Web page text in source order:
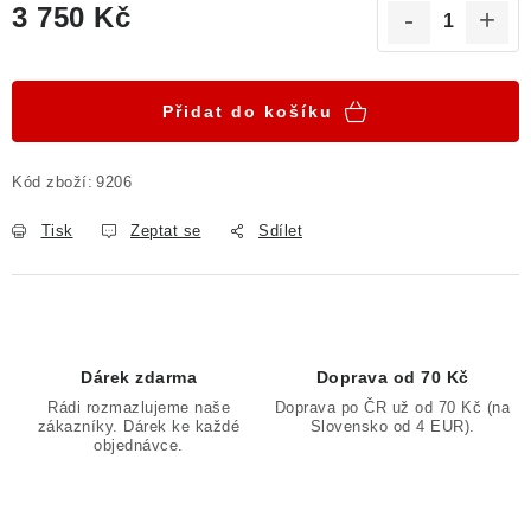
3 750 Kč
Přidat do košíku
Kód zboží: 9206
Tisk Zeptat se Sdílet
Dárek zdarma
Rádi rozmazlujeme naše
zákazníky. Dárek ke každé
objednávce.
Doprava od 70 Kč
Doprava po ČR už od 70 Kč (na
Slovensko od 4 EUR).